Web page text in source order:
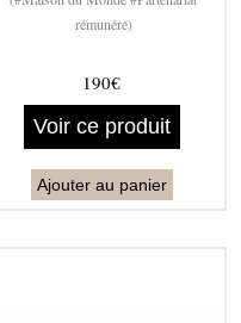
rémunéré)
190€
Voir ce produit
Ajouter au panier